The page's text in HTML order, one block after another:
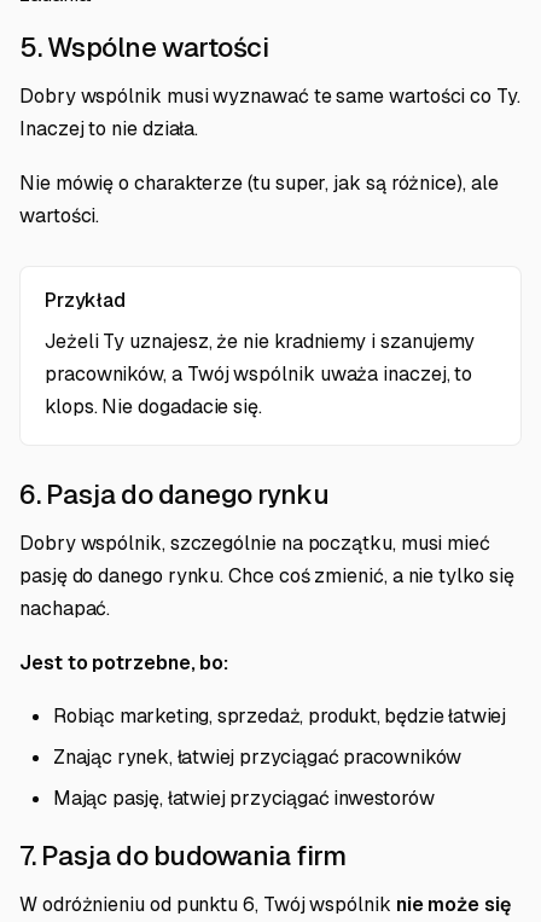
5. Wspólne wartości
Dobry wspólnik musi wyznawać te same wartości co Ty.
Inaczej to nie działa.
Nie mówię o charakterze (tu super, jak są różnice), ale
wartości.
Przykład
Jeżeli Ty uznajesz, że nie kradniemy i szanujemy
pracowników, a Twój wspólnik uważa inaczej, to
klops. Nie dogadacie się.
6. Pasja do danego rynku
Dobry wspólnik, szczególnie na początku, musi mieć
pasję do danego rynku. Chce coś zmienić, a nie tylko się
nachapać.
Jest to potrzebne, bo:
Robiąc marketing, sprzedaż, produkt, będzie łatwiej
Znając rynek, łatwiej przyciągać pracowników
Mając pasję, łatwiej przyciągać inwestorów
7. Pasja do budowania firm
W odróżnieniu od punktu 6, Twój wspólnik nie może się